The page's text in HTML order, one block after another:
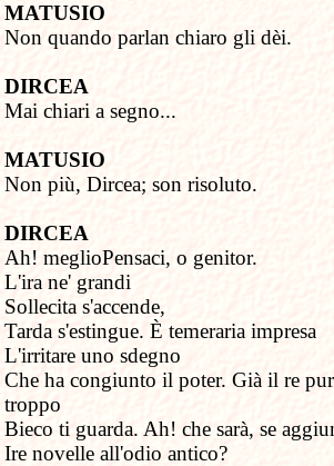
MATUSIO
Non quando parlan chiaro gli dèi.
DIRCEA
Mai chiari a segno...
MATUSIO
Non più, Dircea; son risoluto.
DIRCEA
Ah! meglioPensaci, o genitor.
L'ira ne' grandi
Sollecita s'accende,
Tarda s'estingue. È temeraria impresa
L'irritare uno sdegno
Che ha congiunto il poter. Già il re pur
troppo
Bieco ti guarda. Ah! che sarà, se
Ire novelle all'odio antico?